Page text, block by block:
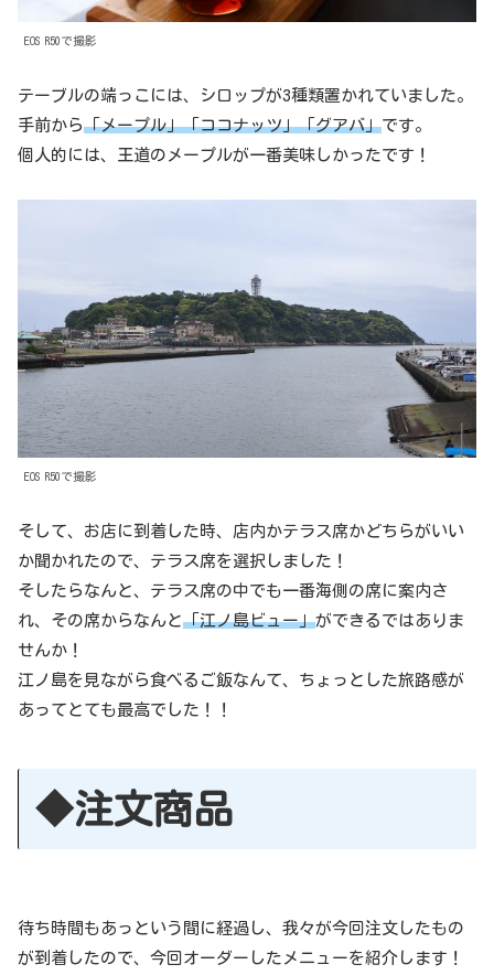
EOS R50で撮影
テーブルの端っこには、シロップが3種類置かれていました。
手前から「メープル」「ココナッツ」「グアバ」です。
個人的には、王道のメープルが一番美味しかったです！
EOS R50で撮影
そして、お店に到着した時、店内かテラス席かどちらがいい
か聞かれたので、テラス席を選択しました！
そしたらなんと、テラス席の中でも一番海側の席に案内さ
れ、その席からなんと「江ノ島ビュー」ができるではありま
せんか！
江ノ島を見ながら食べるご飯なんて、ちょっとした旅路感が
あってとても最高でした！！
◆注文商品
待ち時間もあっという間に経過し、我々が今回注文したもの
が到着したので、今回オーダーしたメニューを紹介します！